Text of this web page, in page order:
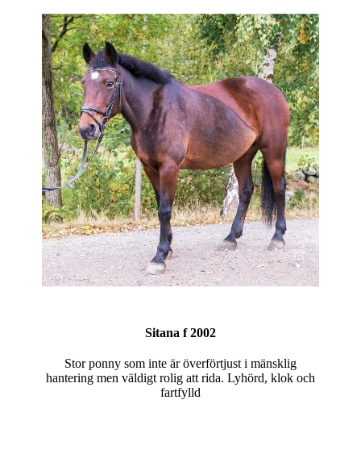
Sitana f 2002
Stor ponny som inte är överförtjust i mänsklig
hantering men väldigt rolig att rida. Lyhörd, klok och
fartfylld